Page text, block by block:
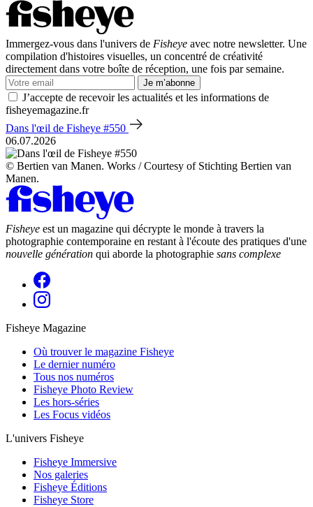
Immergez-vous dans l'univers de Fisheye avec notre newsletter. Une
compilation d'histoires visuelles, un concentré de créativité
directement dans votre boîte de réception, une fois par semaine.
Je m’abonne
J’accepte de recevoir les actualités et les informations de
fisheyemagazine.fr
Dans l'œil de Fisheye #550
06.07.2026
© Bertien van Manen. Works / Courtesy of Stichting Bertien van
Manen.
Fisheye est un magazine qui décrypte le monde à travers la
photographie contemporaine en restant à l'écoute des pratiques d'une
nouvelle génération qui aborde la photographie sans complexe
Fisheye Magazine
Où trouver le magazine Fisheye
Le dernier numéro
Tous nos numéros
Fisheye Photo Review
Les hors-séries
Les Focus vidéos
L'univers Fisheye
Fisheye Immersive
Nos galeries
Fisheye Éditions
Fisheye Store